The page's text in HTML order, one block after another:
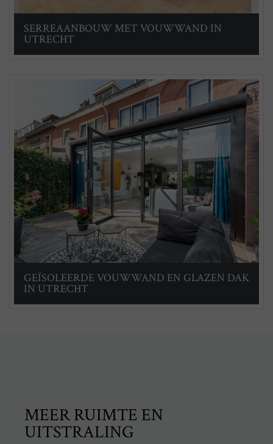
SERREAANBOUW MET VOUWWAND IN
UTRECHT
GEÏSOLEERDE VOUWWAND EN GLAZEN DAK
IN UTRECHT
MEER RUIMTE EN
UITSTRALING